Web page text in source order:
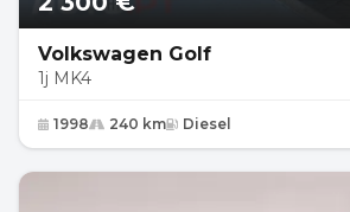
Volkswagen Golf
1j MK4
1998 240 km Diesel